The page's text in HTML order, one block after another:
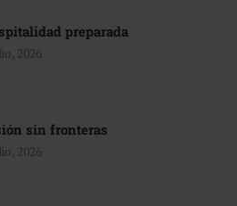
preparada
2026
sin fronteras
2026